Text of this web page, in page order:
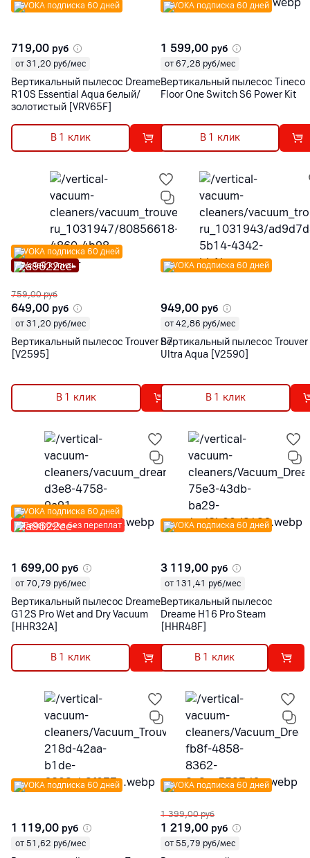
VOKA подписка 60 дней
719,00 руб
от 31,20 руб/мес
Вертикальный пылесос Dreame
R10S Essential Aqua белый/
золотистый [VRV65F]
В 1 клик
VOKA подписка 60 дней
1 599,00 руб
от 67,28 руб/мес
Вертикальный пылесос Tineco
Floor One Switch S6 Power Kit
В 1 клик
Успей купить
VOKA подписка 60 дней
759,00 руб
649,00 руб
от 31,20 руб/мес
Вертикальный пылесос Trouver S7
[V2595]
В 1 клик
VOKA подписка 60 дней
949,00 руб
от 42,86 руб/мес
Вертикальный пылесос Trouver
Ultra Aqua [V2590]
В 1 клик
Рассрочка без переплат
VOKA подписка 60 дней
1 699,00 руб
от 70,79 руб/мес
Вертикальный пылесос Dreame
G12S Pro Wet and Dry Vacuum
[HHR32A]
В 1 клик
VOKA подписка 60 дней
3 119,00 руб
от 131,41 руб/мес
Вертикальный пылесос
Dreame H16 Pro Steam
[HHR48F]
В 1 клик
VOKA подписка 60 дней
1 119,00 руб
от 51,62 руб/мес
VOKA подписка 60 дней
1 399,00 руб
1 219,00 руб
от 55,79 руб/мес